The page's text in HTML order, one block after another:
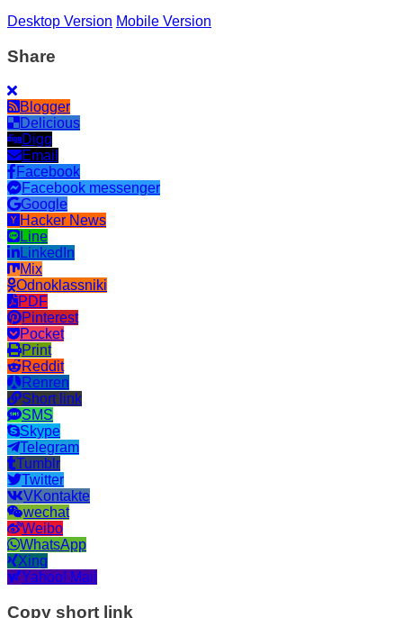
Desktop Version Mobile Version
Share
Blogger
Delicious
Digg
Email
Facebook
Facebook messenger
Google
Hacker News
Line
LinkedIn
Mix
Odnoklassniki
PDF
Pinterest
Pocket
Print
Reddit
Renren
Short link
SMS
Skype
Telegram
Tumblr
Twitter
VKontakte
wechat
Weibo
WhatsApp
Xing
Yahoo! Mail
Copy short link